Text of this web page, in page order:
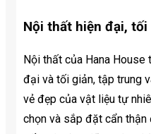
Nội thất hiện đại,
Nội thất của Hana House
đại và tối giản, tập trung
vẻ đẹp của vật liệu tự
chọn và sắp đặt cẩn